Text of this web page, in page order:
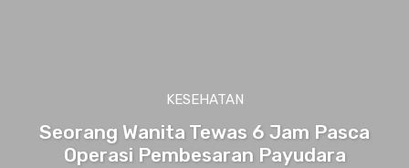
KESEHATAN
Seorang Wanita Tewas 6 Jam Pasca
Operasi Pembesaran Payudara